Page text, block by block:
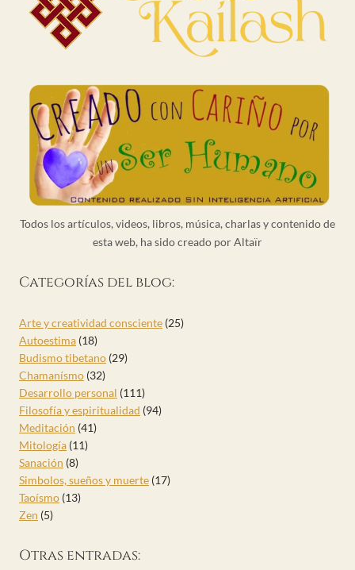
Todos los artículos, videos, libros, música, charlas y contenido de
esta web, ha sido creado por Altaïr
Categorías del blog:
Arte y creatividad consciente (25)
Autoestima (18)
Budismo tibetano (29)
Chamanísmo (32)
Desarrollo personal (111)
Filosofía y espiritualidad (94)
Meditación (41)
Mitología (11)
Sanación (8)
Simbolos, sueños y muerte (17)
Taoísmo (13)
Zen (5)
Otras entradas: